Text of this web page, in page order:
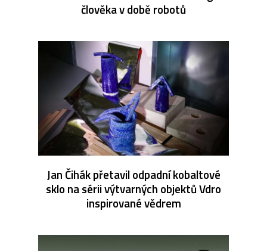
člověka v době robotů
Jan Čihák přetavil odpadní kobaltové
sklo na sérii výtvarných objektů Vdro
inspirované vědrem